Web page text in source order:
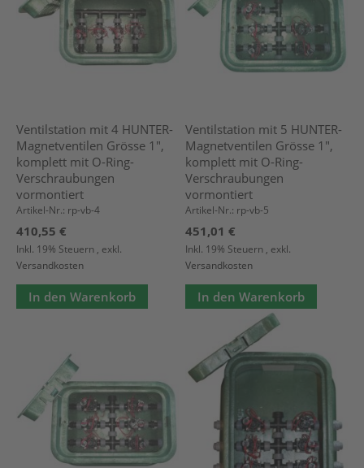
Ventilstation mit 4 HUNTER-
Magnetventilen Grösse 1",
komplett mit O-Ring-
Verschraubungen
vormontiert
Artikel-Nr.: rp-vb-4
410,55 €
Inkl. 19% Steuern , exkl.
Versandkosten
In den Warenkorb
Ventilstation mit 5 HUNTER-
Magnetventilen Grösse 1",
komplett mit O-Ring-
Verschraubungen
vormontiert
Artikel-Nr.: rp-vb-5
451,01 €
Inkl. 19% Steuern , exkl.
Versandkosten
In den Warenkorb